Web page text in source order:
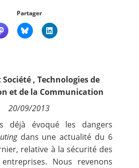
Partager
Société , Technologies de
et de la Communication
20/09/2013
déjà évoqué les dangers
dans uneactualité du 6
, relative à la sécurité des
Nous revenons